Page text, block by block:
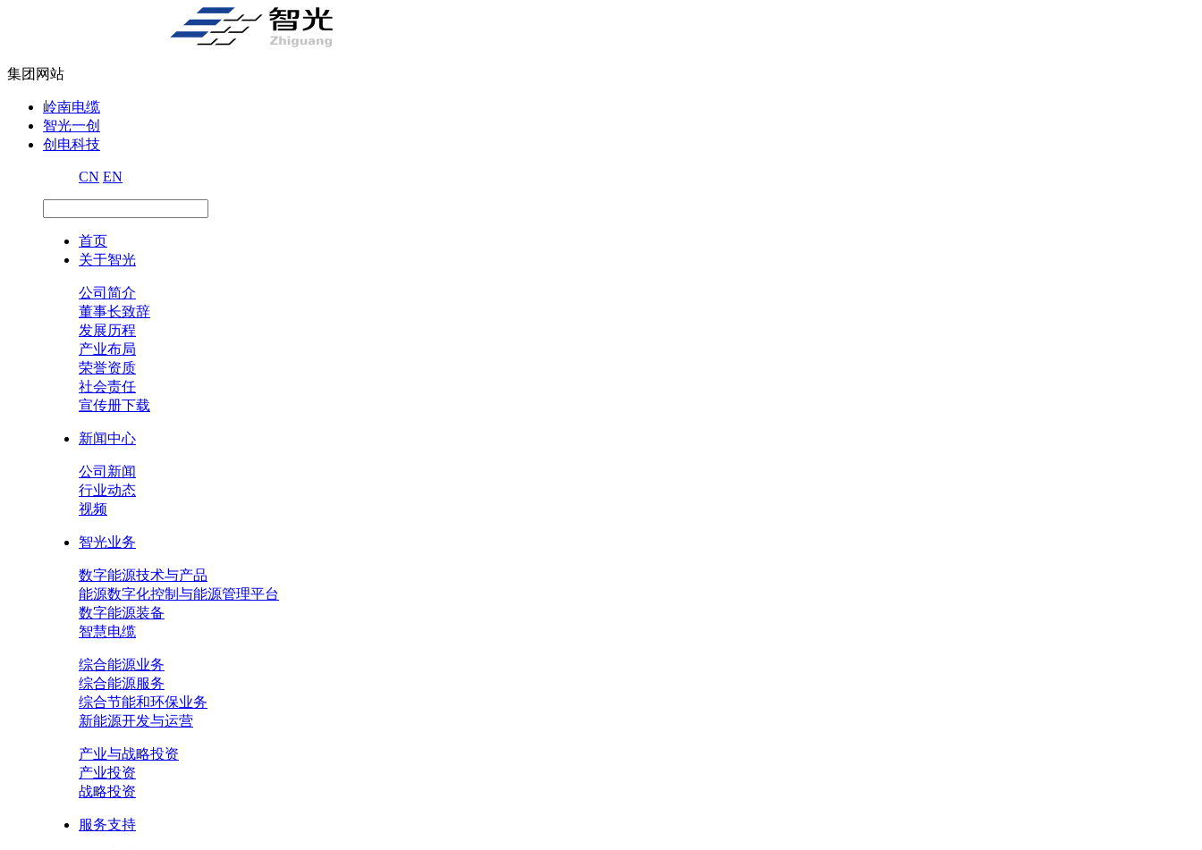
集团网站
岭南电缆
智光一创
创电科技
CN EN
首页
关于智光
公司简介
董事长致辞
发展历程
产业布局
荣誉资质
社会责任
宣传册下载
新闻中心
公司新闻
行业动态
视频
智光业务
数字能源技术与产品
能源数字化控制与能源管理平台
数字能源装备
智慧电缆
综合能源业务
综合能源服务
综合节能和环保业务
新能源开发与运营
产业与战略投资
产业投资
战略投资
服务支持